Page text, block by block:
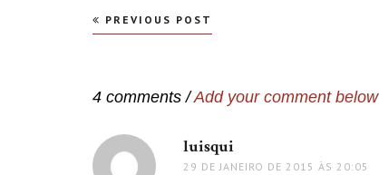
Navegação
PREVIOUS POST
4 comments /Add your comment below
luisqui
29 DE JANEIRO DE 2015 ÀS 20:05